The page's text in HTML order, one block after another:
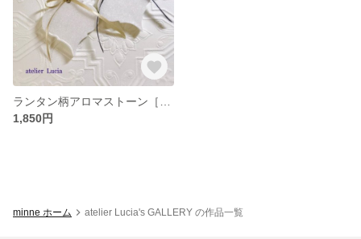
1,850円
minne ホーム atelier Lucia's GALLERY の作品一覧